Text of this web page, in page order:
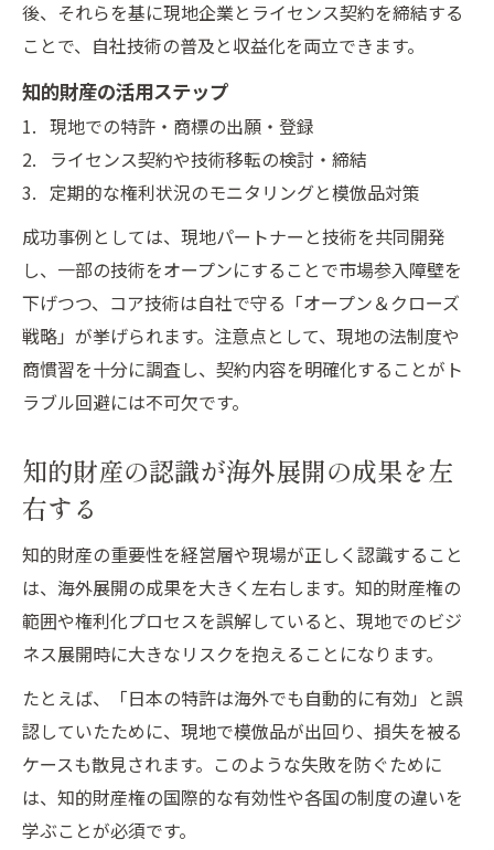
後、それらを基に現地企業とライセンス契約を締結する
ことで、自社技術の普及と収益化を両立できます。
知的財産の活用ステップ
現地での特許・商標の出願・登録
ライセンス契約や技術移転の検討・締結
定期的な権利状況のモニタリングと模倣品対策
成功事例としては、現地パートナーと技術を共同開発
し、一部の技術をオープンにすることで市場参入障壁を
下げつつ、コア技術は自社で守る「オープン＆クローズ
戦略」が挙げられます。注意点として、現地の法制度や
商慣習を十分に調査し、契約内容を明確化することがト
ラブル回避には不可欠です。
知的財産の認識が海外展開の成果を左
右する
知的財産の重要性を経営層や現場が正しく認識すること
は、海外展開の成果を大きく左右します。知的財産権の
範囲や権利化プロセスを誤解していると、現地でのビジ
ネス展開時に大きなリスクを抱えることになります。
たとえば、「日本の特許は海外でも自動的に有効」と誤
認していたために、現地で模倣品が出回り、損失を被る
ケースも散見されます。このような失敗を防ぐために
は、知的財産権の国際的な有効性や各国の制度の違いを
学ぶことが必須です。